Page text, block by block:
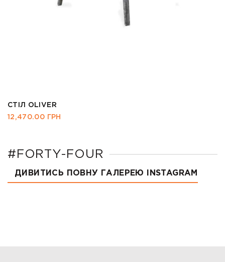
СТІЛ OLIVER
12,470.00 ГРН
#FORTY-FOUR
ДИВИТИСЬ ПОВНУ ГАЛЕРЕЮ INSTAGRAM